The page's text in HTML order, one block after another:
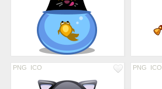
PNG ICO PNG ICO